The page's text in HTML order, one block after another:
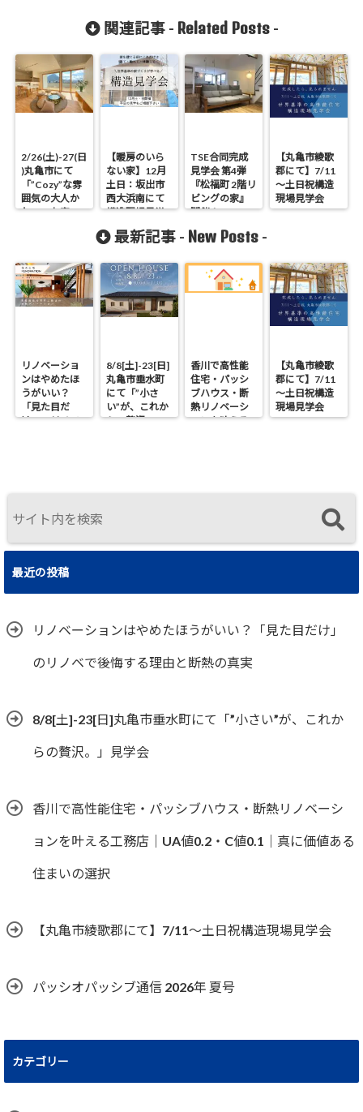
関連記事 - Related Posts-
2/26(土)-27(日
)丸亀市にて
「”Cozy”な雰
囲気の大人か
わいいお家」
【暖房のいら
ない家】12月
土日：坂出市
西大浜南にて
構造現場見学
TSE合同完成
見学会 第4弾
『松福町 2階リ
ビングの家』
開催！
【丸亀市綾歌
郡にて】7/11
～土日祝構造
現場見学会
最新記事 - New Posts -
リノベーショ
ンはやめたほ
うがいい？
「見た目だ
け」のリノベ
8/8[土]-23[日]
丸亀市垂水町
にて「”小さ
い”が、これか
らの贅沢。」
香川で高性能
住宅・パッシ
ブハウス・断
熱リノベーシ
ョンを叶える
【丸亀市綾歌
郡にて】7/11
～土日祝構造
現場見学会
最近の投稿
リノベーションはやめたほうがいい？「見た目だけ」
のリノベで後悔する理由と断熱の真実
8/8[土]-23[日]丸亀市垂水町にて「”小さい”が、これか
らの贅沢。」見学会
香川で高性能住宅・パッシブハウス・断熱リノベーシ
ョンを叶える工務店｜UA値0.2・C値0.1｜真に価値ある
住まいの選択
【丸亀市綾歌郡にて】7/11～土日祝構造現場見学会
パッシオパッシブ通信 2026年 夏号
カテゴリー